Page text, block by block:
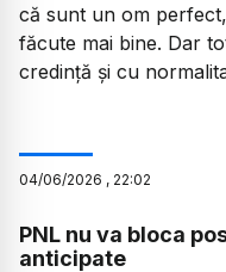
că sunt un om
făcute mai bine. Dar
credință și cu
04/06/2026 , 22:02
PNL nu va bloca
anticipate